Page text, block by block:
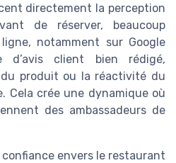
directement la perception
de réserver, beaucoup
notamment sur Google
d’avis client bien rédigé,
produit ou la réactivité du
Cela crée une dynamique où
des ambassadeurs de
envers le restaurant